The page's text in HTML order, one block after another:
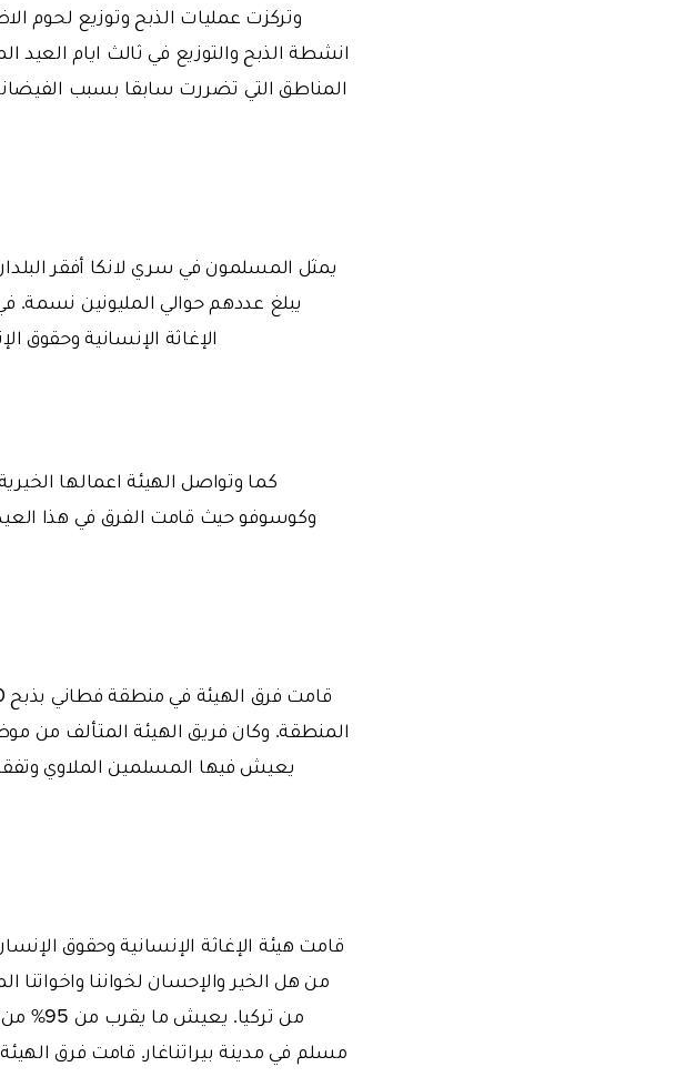
وتركزت عمليات الذبح وتوزيع لحوم
انشطة الذبح والتوزيع في ثالث ايام
المناطق التي تضررت سابقا بسبب
يبلغ عددهم حوالي المليونين نسمة.
الإغاثة الإنسانية وحقوق
كما وتواصل الهيئة اعمالها
المنطقة. وكان فريق الهيئة المتألف من
من هل الخير والإحسان لخواننا
مسلم في مدينة بيراتناغار. قامت فرق